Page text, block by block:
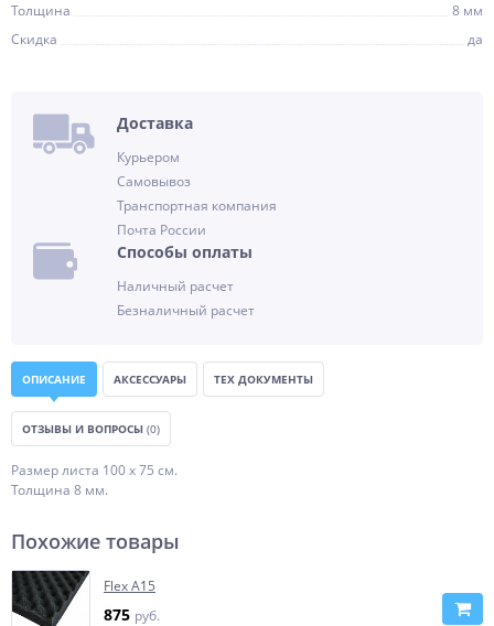
Толщина
8 мм
Скидка
да
Доставка
Курьером
Самовывоз
Транспортная компания
Почта России
Способы оплаты
Наличный расчет
Безналичный расчет
ОПИСАНИЕ АКСЕССУАРЫ ТЕХ ДОКУМЕНТЫ
ОТЗЫВЫ И ВОПРОСЫ (0)
Размер листа 100 х 75 см.
Толщина 8 мм.
Похожие товары
Flex A15
875 руб.